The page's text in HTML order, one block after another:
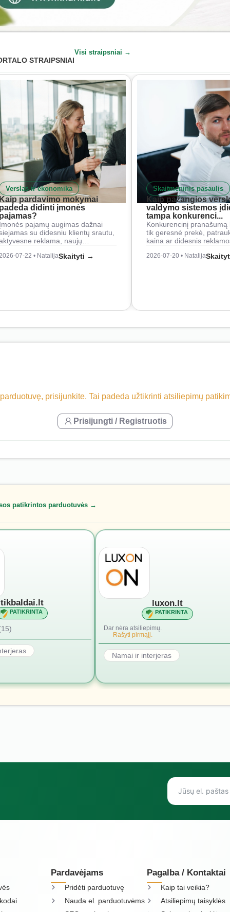
STRAIPSNIAI
Visi straipsniai →
Verslas ir ekonomika
pardavimo mokymai
didinti įmonės
pajamų augimas dažnai
su didesniu klientų srautu,
reklama, naujų…
07-22 • NatalijaSkaityti →
Skaitmeninis pasaulis
Kaip pažangios
valdymo sistemos
tampa konkurenci...
Konkurencinį pranašumą
tik geresnė prekė,
kaina ar didesnis
2026-07-20 • Natalija
prisijunkite. Tai padeda užtikrinti atsiliepimų
Prisijungti / Registruotis
patikrintos parduotuvės →
tikbaldai.lt
PATIKRINTA
luxon.lt
PATIKRINTA
Dar nėra atsiliepimų.
Rašyti pirmąjį.
Namai ir interjeras
Pardavėjams
Pridėti parduotuvę
Nauda el. parduotuvėms
Pagalba / Kontaktai
Kaip tai veikia?
Atsiliepimų taisyklės